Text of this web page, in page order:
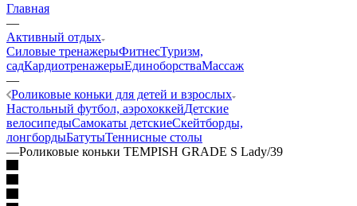
Главная
—
Активный отдых
Силовые тренажерыФитнесТуризм,
садКардиотренажерыЕдиноборстваМассаж
—
Роликовые коньки для детей и взрослых
Настольный футбол, аэрохоккейДетские
велосипедыСамокаты детскиеСкейтборды,
лонгбордыБатутыТеннисные столы
—Роликовые коньки TEMPISH GRADE S Lady/39